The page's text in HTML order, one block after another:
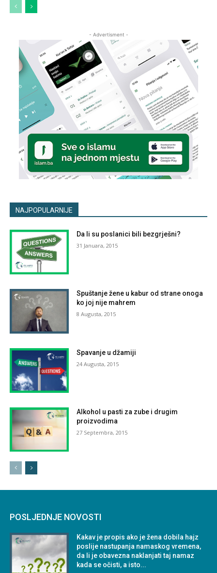
- Advertisment -
NAJPOPULARNIJE
Da li su poslanici bili bezgrješni?
31 Januara, 2015
Spuštanje žene u kabur od strane onoga
ko joj nije mahrem
8 Augusta, 2015
Spavanje u džamiji
24 Augusta, 2015
Alkohol u pasti za zube i drugim
proizvodima
27 Septembra, 2015
POSLJEDNJE NOVOSTI
Kakav je propis ako je žena dobila hajz
poslije nastupanja namaskog vremena,
da li je obavezna naklanjati taj namaz
kada se očisti, a isto...